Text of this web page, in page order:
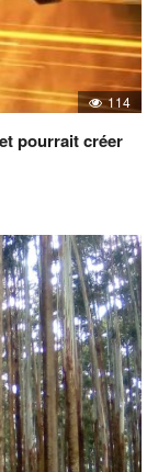
114
pourrait créer